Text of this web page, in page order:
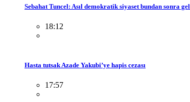
Sebahat Tuncel: Asıl demokratik siyaset bundan sonra
18:12
Hasta tutsak Azade Yakubi’ye hapis cezası
17:57